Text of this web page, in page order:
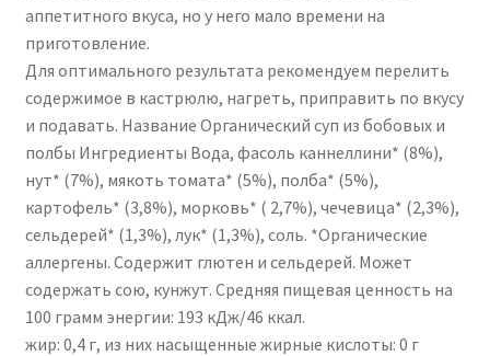
аппетитного вкуса, но у него мало времени на
приготовление.
Для оптимального результата рекомендуем перелить
содержимое в кастрюлю, нагреть, приправить по вкусу
и подавать. Название Органический суп из бобовых и
полбы Ингредиенты Вода, фасоль каннеллини* (8%),
нут* (7%), мякоть томата* (5%), полба* (5%),
картофель* (3,8%), морковь* ( 2,7%), чечевица* (2,3%),
сельдерей* (1,3%), лук* (1,3%), соль. *Органические
аллергены. Содержит глютен и сельдерей. Может
содержать сою, кунжут. Средняя пищевая ценность на
100 грамм энергии: 193 кДж/46 ккал.
жир: 0,4 г, из них насыщенные жирные кислоты: 0 г